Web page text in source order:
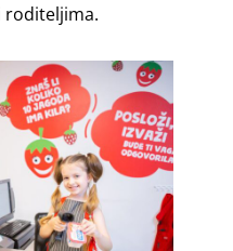
roditeljima.